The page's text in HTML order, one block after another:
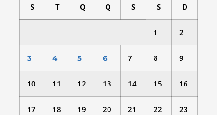
S T Q Q S S D
1 2
3 4 5 6 7 8 9
10 11 12 13 14 15 16
17 18 19 20 21 22 23